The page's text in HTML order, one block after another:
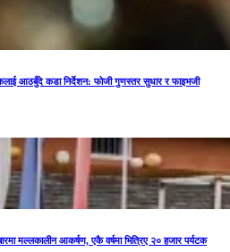
आठबुँदे कडा निर्देशन: फोजी गुणस्तर सुधार र फाइभजी
मल्लकालीन आकर्षण, एकै वर्षमा भित्रिए २० हजार पर्यटक